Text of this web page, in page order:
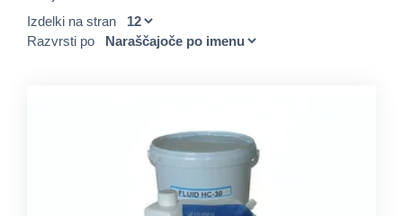
Izdelki na stran
Razvrsti po